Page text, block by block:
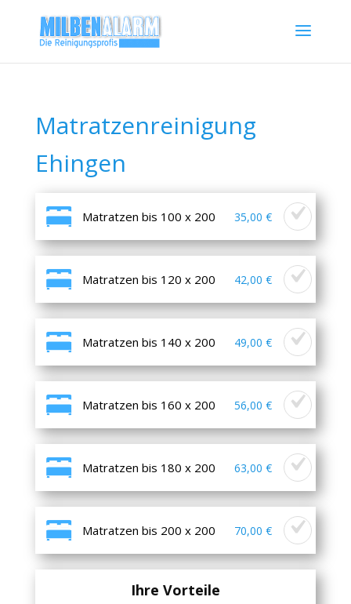
Matratzenreinigung
Ehingen
Matratzen bis 100 x 200 35,00 €
Matratzen bis 120 x 200 42,00 €
Matratzen bis 140 x 200 49,00 €
Matratzen bis 160 x 200 56,00 €
Matratzen bis 180 x 200 63,00 €
Matratzen bis 200 x 200 70,00 €
Ihre Vorteile